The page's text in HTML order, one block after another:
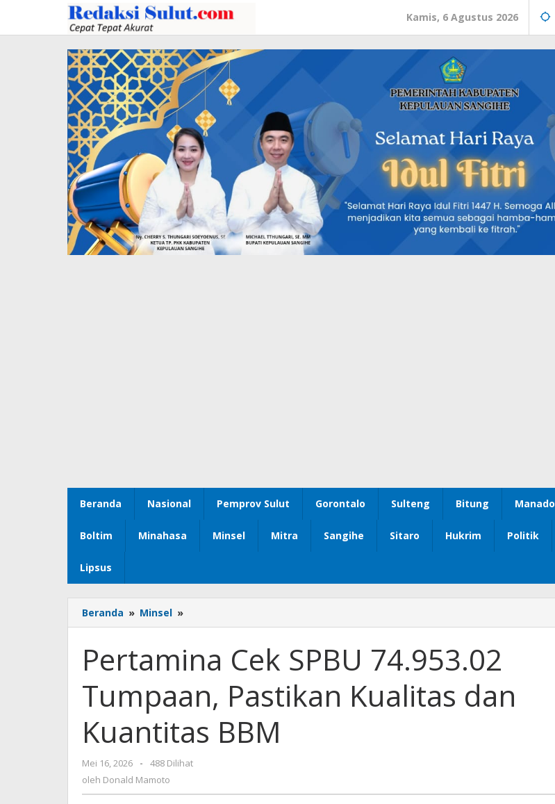
konten
Kamis, 6 Agustus 2026
Beranda Nasional Pemprov Sulut Gorontalo Sulteng Bitung Manado
Boltim Minahasa Minsel Mitra Sangihe Sitaro Hukrim Politik
Lipsus
Beranda » Minsel »
Cek
74.953.02
Tumpaan,
Kualitas
Kuantitas
BBM
Pertamina Cek SPBU 74.953.02
Tumpaan, Pastikan Kualitas dan
Kuantitas BBM
Mei 16, 2026
oleh
Donald
-
488 Dilihat
oleh Donald Mamoto